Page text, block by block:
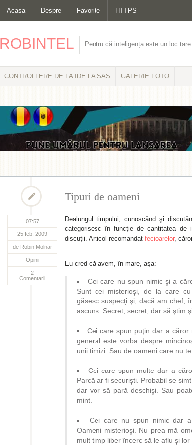
Acasa Despre Favorite HTTPS
ROBINTEL Pentru că inteligența este un loc
CONTROLLERE DE LA IDE LA SAS GALERIE FOTO
07:57
25 feb. 2009
de Robin Molnar
Opinii
2
Comentarii
Tipuri de oameni
Dealungul timpului, cunoscând şi
categorisesc în funcţie de cantitatea de
discuţii. Articol recomandat fecioarelor,
Eu cred că avem, în mare, aşa:
Cei care nu spun nimic şi a
Sunt cei misterioşi, de la care
găsesc suspecţi şi, dacă am chef,
ascuns. Secret, secret, dar să ştim
Cei care spun puţin dar a căror
general este vorba despre
unii timizi. Sau de oameni care nu te
Cei care spun multe dar a
Parcă ar fi securişti. Probabil se
dar vor să pară deschişi. Sau
mint.
Cei care nu spun nimic dar a
Oameni misterioşi. Nu prea mă
mult timp liber încerc să le aflu şi lor